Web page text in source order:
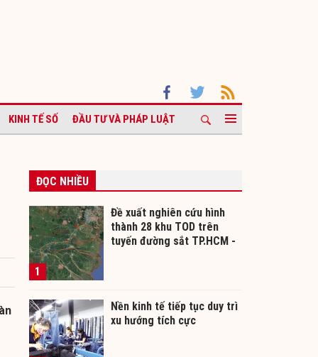
KINH TẾ SỐ ĐẦU TƯ VÀ PHÁP LUẬT
ĐỌC NHIỀU
1
Đề xuất nghiên cứu hình
thành 28 khu TOD trên
tuyến đường sắt TP.HCM -
Nền kinh tế tiếp tục duy trì
xu hướng tích cực